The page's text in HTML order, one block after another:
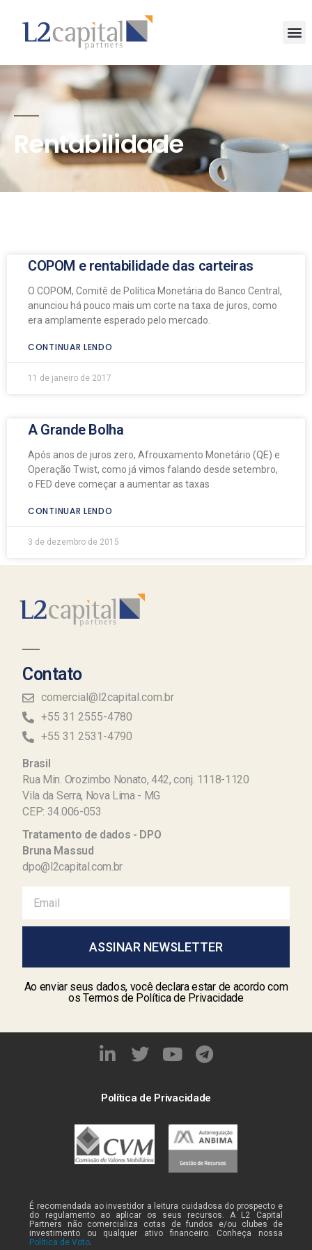
Rentabilidade
COPOM e rentabilidade das carteiras
O COPOM, Comitê de Política Monetária do Banco Central,
anunciou há pouco mais um corte na taxa de juros, como
era amplamente esperado pelo mercado.
CONTINUAR LENDO
11 de janeiro de 2017
A Grande Bolha
Após anos de juros zero, Afrouxamento Monetário (QE) e
Operação Twist, como já vimos falando desde setembro,
o FED deve começar a aumentar as taxas
CONTINUAR LENDO
3 de dezembro de 2015
Contato
comercial@l2capital.com.br
+55 31 2555-4780
+55 31 2531-4790
Brasil
Rua Min. Orozimbo Nonato, 442, conj. 1118-1120
Vila da Serra, Nova Lima - MG
CEP: 34.006-053
Tratamento de dados - DPO
Bruna Massud
dpo@l2capital.com.br
ASSINAR NEWSLETTER
Ao enviar seus dados, você declara estar de acordo com
os Termos de Política de Privacidade
Política de Privacidade
É recomendada ao investidor a leitura cuidadosa do prospecto e
do regulamento ao aplicar os seus recursos. A L2 Capital
Partners não comercializa cotas de fundos e/ou clubes de
investimento ou qualquer ativo financeiro. Conheça nossa
Política de Voto.